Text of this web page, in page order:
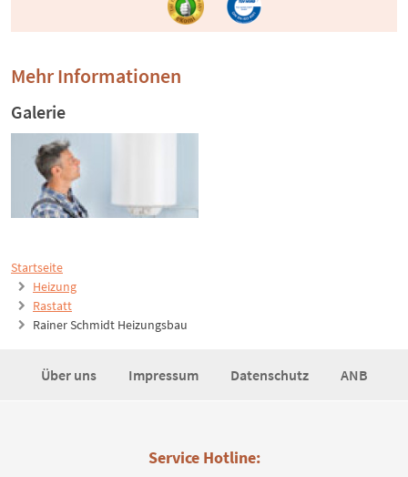
Startseite
Heizung
Rastatt
Rainer Schmidt Heizungsbau
Mehr Informationen
Galerie
Über uns Impressum Datenschutz ANB
Service Hotline: